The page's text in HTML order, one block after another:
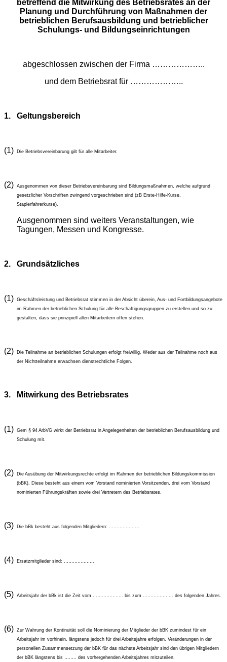
betreffend die Mitwirkung des Betriebsrates an der
Planung und Durchführung von Maßnahmen der
betrieblichen Berufsausbildung und betrieblicher
Schulungs- und Bildungseinrichtungen
abgeschlossen zwischen der Firma ………………..
und dem Betriebsrat für ………………..
1. Geltungsbereich
(1) Die Betriebsvereinbarung gilt für alle Mitarbeiter.
(2) Ausgenommen von dieser Betriebsvereinbarung sind Bildungsmaßnahmen, welche aufgrund
gesetzlicher Vorschriften zwingend vorgeschrieben sind (zB Erste-Hilfe-Kurse,
Staplerfahrerkurse).
Ausgenommen sind weiters Veranstaltungen, wie
Tagungen, Messen und Kongresse.
2. Grundsätzliches
(1) Geschäftsleistung und Betriebsrat stimmen in der Absicht überein, Aus- und Fortbildungsangebote
im Rahmen der betrieblichen Schulung für alle Beschäftigungsgruppen zu erstellen und so zu
gestalten, dass sie prinzipiell allen Mitarbeitern offen stehen.
(2)
Die Teilnahme an betrieblichen Schulungen erfolgt freiwillig. Weder aus der Teilnahme noch aus
der Nichtteilnahme erwachsen dienstrechtliche Folgen.
3. Mitwirkung des Betriebsrates
(1) Gem § 94 ArbVG wirkt der Betriebsrat in Angelegenheiten der betrieblichen Berufsausbildung und
Schulung mit.
(2)
Die Ausübung der Mitwirkungsrechte erfolgt im Rahmen der betrieblichen Bildungskommission
(bBK). Diese besteht aus einem vom Vorstand nominierten Vorsitzenden, drei vom Vorstand
nominierten Führungskräften sowie drei Vertretern des Betriebsrates.
(3) Die bBk besteht aus folgenden Mitgliedern: ………………..
(4) Ersatzmitglieder sind: ………………..
(5) Arbeitsjahr der bBk ist die Zeit vom ……………….. bis zum ……………….. des folgenden Jahres.
(6) Zur Wahrung der Kontinuität soll die Nominierung der Mitglieder der bBK zumindest für ein
Arbeitsjahr im vorhinein, längstens jedoch für drei Arbeitsjahre erfolgen. Veränderungen in der
personellen Zusammensetzung der bBK für das nächste Arbeitsjahr sind den übrigen Mitgliedern
der bBK längstens bis …….. des vorhergehenden Arbeitsjahres mitzuteilen.